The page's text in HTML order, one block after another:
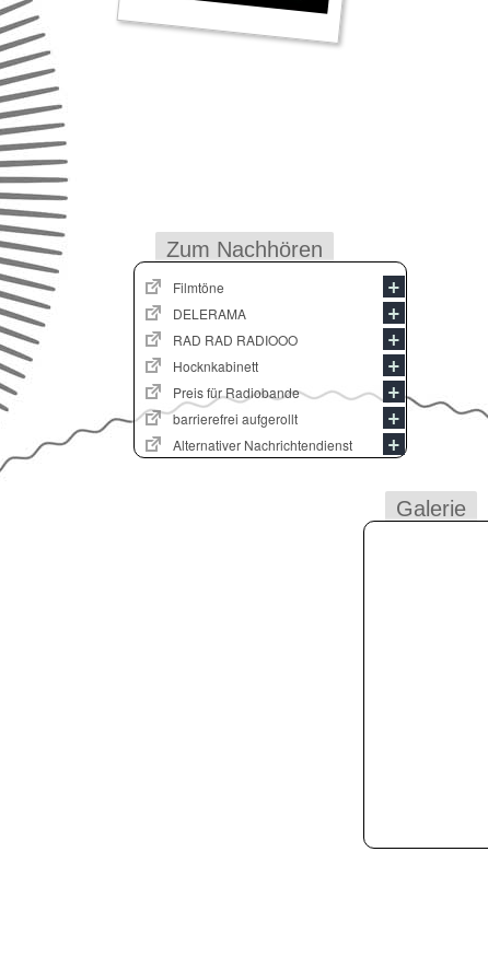
Zum Nachhören
Filmtöne
DELERAMA
RAD RAD RADIOOO
Hocknkabinett
Preis für Radiobande
barrierefrei aufgerollt
Alternativer Nachrichtendienst
Galerie